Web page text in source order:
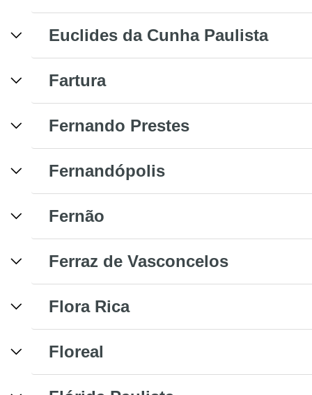
Euclides da Cunha Paulista
Fartura
Fernando Prestes
Fernandópolis
Fernão
Ferraz de Vasconcelos
Flora Rica
Floreal